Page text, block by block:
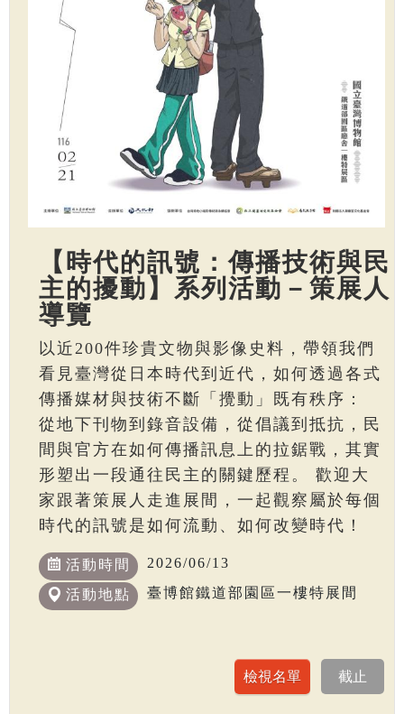
【時代的訊號：傳播技術與民
主的擾動】系列活動－策展人
導覽
以近200件珍貴文物與影像史料，帶領我們
看見臺灣從日本時代到近代，如何透過各式
傳播媒材與技術不斷「攪動」既有秩序：
從地下刊物到錄音設備，從倡議到抵抗，民
間與官方在如何傳播訊息上的拉鋸戰，其實
形塑出一段通往民主的關鍵歷程。 歡迎大
家跟著策展人走進展間，一起觀察屬於每個
時代的訊號是如何流動、如何改變時代！
活動時間 2026/06/13
活動地點 臺博館鐵道部園區一樓特展間